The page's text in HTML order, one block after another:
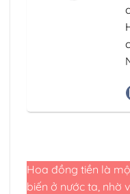
Hoa đồng tiền là
biến ở nước ta, nhờ